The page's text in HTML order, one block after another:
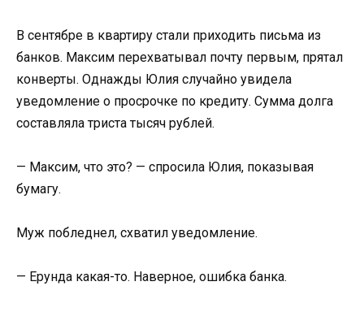
В сентябре в квартиру стали приходить письма из
банков. Максим перехватывал почту первым, прятал
конверты. Однажды Юлия случайно увидела
уведомление о просрочке по кредиту. Сумма долга
составляла триста тысяч рублей.
— Максим, что это? — спросила Юлия, показывая
бумагу.
Муж побледнел, схватил уведомление.
— Ерунда какая-то. Наверное, ошибка банка.